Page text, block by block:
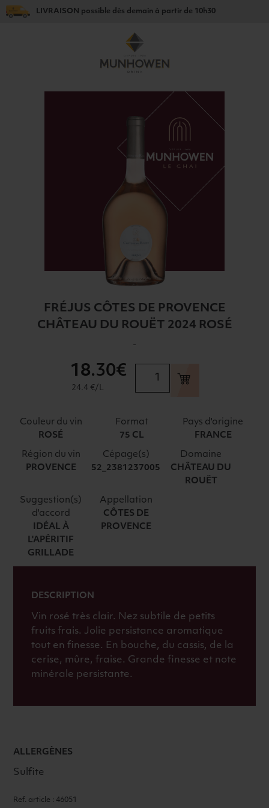
LIVRAISON possible dès demain à partir de 10h30
FRÉJUS CÔTES DE PROVENCE
CHÂTEAU DU ROUËT 2024 ROSÉ
-
CHÂTEAU
DU
2024
ROSÉ
18.30€
24.4 €/L
Couleur du vin
ROSÉ
Format
75 CL
Pays d'origine
FRANCE
Région du vin
PROVENCE
Cépage(s)
52_2381237005
Domaine
CHÂTEAU DU
ROUËT
Suggestion(s)
d'accord
IDÉAL À
L'APÉRITIF
GRILLADE
Appellation
CÔTES DE
PROVENCE
DESCRIPTION
Vin rosé très clair. Nez subtile de petits
fruits frais. Jolie persistance aromatique
tout en finesse. En bouche, du cassis, de la
cerise, mûre, fraise. Grande finesse et note
minérale persistante.
ALLERGÈNES
Sulfite
Ref. article : 46051